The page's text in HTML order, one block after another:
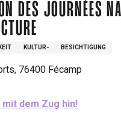
DES JOURNÉES
KULTUR- BESICHTIGUNG
76400 Fécamp
dem Zug hin!
aux favoris